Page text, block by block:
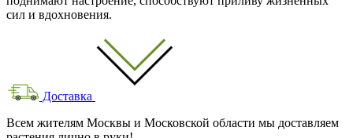
сил и вдохновения.
Доставка
Всем жителям Москвы и Московской области мы доставляем